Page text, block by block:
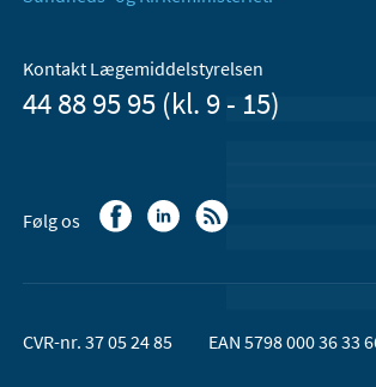
Kontakt Lægemiddelstyrelsen
44 88 95 95 (kl. 9 - 15)
Følg os
CVR-nr. 37 05 24 85 EAN 5798 000 36 33